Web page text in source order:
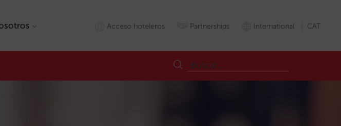
Acceso hoteleros Partnerships International CAT